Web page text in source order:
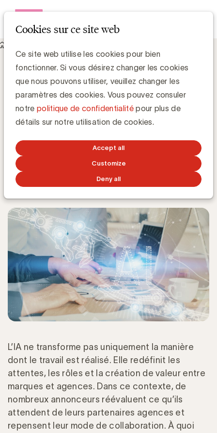
Cookies sur ce site web
Ce site web utilise les cookies pour bien
fonctionner. Si vous désirez changer les cookies
que nous pouvons utiliser, veuillez changer les
paramètres des cookies. Vous pouvez consuler
notre politique de confidentialitépour plus de
détails sur notre utilisation de cookies.
Accept all
Customize
Deny all
Série de blogs - La collaboration entre marques et agences à
l’ère de l’IA : quatre enseignements clés (1/5)
Série de blogs - La collaboration entre
marques et agences à l’ère de l’IA : quatre
enseignements clés (1/5)
Grégory Marchandise, UBA
Domain lead Data & Technology and Content
28 AVRIL 2026
L’IA ne transforme pas uniquement la manière
dont le travail est réalisé. Elle redéfinit les
attentes, les rôles et la création de valeur entre
marques et agences. Dans ce contexte, de
nombreux annonceurs réévaluent ce qu’ils
attendent de leurs partenaires agences et
repensent leur mode de collaboration. À quoi